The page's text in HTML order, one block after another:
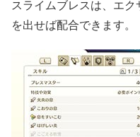
スライムブレスは、エ
を出せば配合できます。